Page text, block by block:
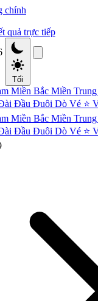
chính
quả trực tiếp
Tối
Miền Bắc Miền Trung
Đầu Đuôi Dò Vé ⭐
Miền Bắc Miền Trung
Đầu Đuôi Dò Vé ⭐